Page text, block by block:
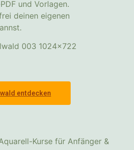
und Vorlagen.
deinen eigenen
entdecken
Kurse für Anfänger &